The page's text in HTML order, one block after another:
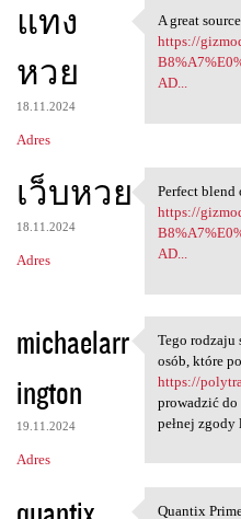
แทง
หวย
18.11.2024
Adres
A great
A great
https://
AD...
เว็บหวย
18.11.2024
Adres
Perfect
Perfect
https://
AD...
michaelarr
ington
19.11.2024
Adres
Tego
Tego rodzaju
osób, które
https://
prowadzić
pełnej zgody
Quantix